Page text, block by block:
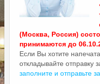
(Москва, Россия)
принимаются до
Если Вы хотите
откладывайте отправку
заполните и отправьте